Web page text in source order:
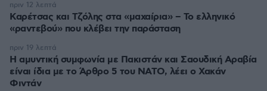
Καρέτσας και Τζόλης στα «μαχαίρια» – Το ελληνικό
«ραντεβού» που κλέβει την παράσταση
πριν 12 λεπτά
Η αμυντική συμφωνία με Πακιστάν και Σαουδική Αραβία
είναι ίδια με το Άρθρο 5 του ΝΑΤΟ, λέει ο Χακάν
Φιντάν
πριν 19 λεπτά